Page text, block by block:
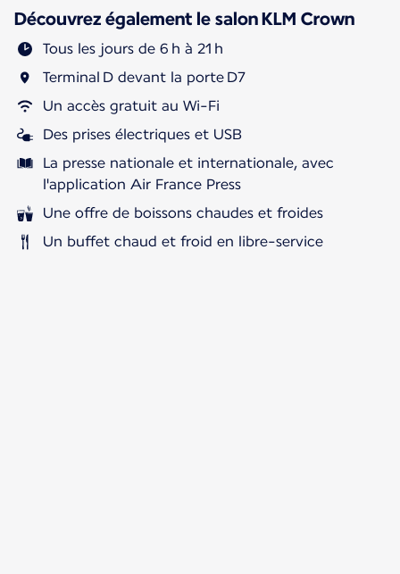
Découvrez également le salon KLM Crown
Tous les jours de 6 h à 21 h
Terminal D devant la porte D7
Un accès gratuit au Wi-Fi
Des prises électriques et USB
La presse nationale et internationale, avec
l'application Air France Press
Une offre de boissons chaudes et froides
Un buffet chaud et froid en libre-service